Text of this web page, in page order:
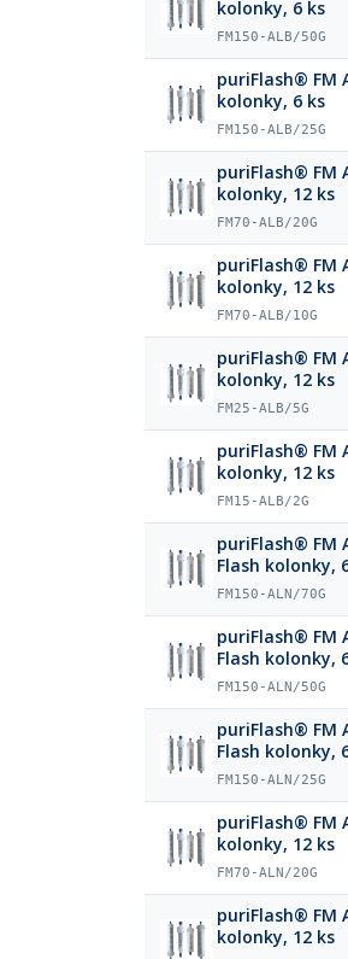
kolonky, 6 ks
FM150-ALB/50G
puriFlash® FM
kolonky, 6 ks
FM150-ALB/25G
puriFlash® FM
kolonky, 12 ks
FM70-ALB/20G
puriFlash® FM
kolonky, 12 ks
FM70-ALB/10G
puriFlash® FM
kolonky, 12 ks
FM25-ALB/5G
puriFlash® FM
kolonky, 12 ks
FM15-ALB/2G
puriFlash® FM
Flash kolonky,
FM150-ALN/70G
puriFlash® FM
Flash kolonky,
FM150-ALN/50G
puriFlash® FM
Flash kolonky,
FM150-ALN/25G
puriFlash® FM
kolonky, 12 ks
FM70-ALN/20G
puriFlash® FM
kolonky, 12 ks